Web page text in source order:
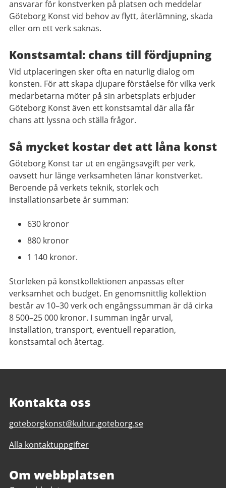
ansvarar för konstverken på platsen och meddelar
Göteborg Konst vid behov av flytt, återlämning, skada
eller om ett verk saknas.
Konstsamtal: chans till fördjupning
Vid utplaceringen sker ofta en naturlig dialog om
konsten. För att skapa djupare förståelse för vilka verk
medarbetarna möter på sin arbetsplats erbjuder
Göteborg Konst även ett konstsamtal där alla får
chans att lyssna och ställa frågor.
Så mycket kostar det att låna konst
Göteborg Konst tar ut en engångsavgift per verk,
oavsett hur länge verksamheten lånar konstverket.
Beroende på verkets teknik, storlek och
installationsarbete är summan:
630 kronor
880 kronor
1 140 kronor.
Storleken på konstkollektionen anpassas efter
verksamhet och budget. En genomsnittlig kollektion
består av 10–30 verk och engångssumman är då cirka
8 500–25 000 kronor. I summan ingår urval,
installation, transport, eventuell reparation,
konstsamtal och återtag.
Kontakta oss
E-
till
Konst
goteborgkonst@kultur.goteborg.se
Alla kontaktuppgifter
Om webbplatsen